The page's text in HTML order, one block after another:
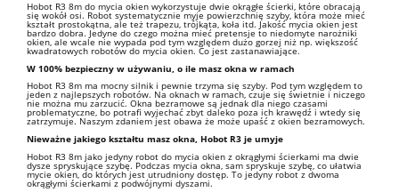
Hobot R3 8m do mycia okien wykorzystuje dwie okrągłe ścierki, które obracają
się wokół osi. Robot systematycznie myje powierzchnię szyby, która może mieć
kształt prostokątna, ale też trapezu, trójkąta, koła itd. Jakość mycia okien jest
bardzo dobra. Jedyne do czego można mieć pretensje to niedomyte narożniki
okien, ale wcale nie wypada pod tym względem dużo gorzej niż np. większość
kwadratowych robotów do mycia okien. Co jest zastanawiające.
W 100% bezpieczny w używaniu, o ile masz okna w ramach
Hobot R3 8m ma mocny silnik i pewnie trzyma się szyby. Pod tym względem to
jeden z najlepszych robotów. Na oknach w ramach, czuje się świetnie i niczego
nie można mu zarzucić. Okna bezramowe są jednak dla niego czasami
problematyczne, bo potrafi wyjechać zbyt daleko poza ich krawędź i wtedy się
zatrzymuje. Naszym zdaniem jest obawa że może upaść z okien bezramowych.
Nieważne jakiego kształtu masz okna, Hobot R3 je umyje
Hobot R3 8m jako jedyny robot do mycia okien z okrągłymi ścierkami ma dwie
dysze spryskujące szybę. Podczas mycia okna, sam spryskuje szybę, co ułatwia
mycie okien, do których jest utrudniony dostęp. To jedyny robot z dwoma
okrągłymi ścierkami z podwójnymi dyszami.